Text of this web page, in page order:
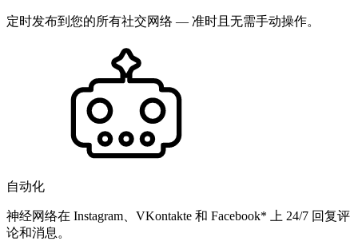
定时发布到您的所有社交网络 — 准时且无需手动操作。
自动化
神经网络在 Instagram、VKontakte 和 Facebook* 上 24/7 回复评
论和消息。